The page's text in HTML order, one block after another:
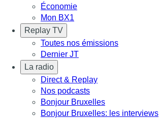
Économie
Mon BX1
Replay TV
Toutes nos émissions
Dernier JT
La radio
Direct & Replay
Nos podcasts
Bonjour Bruxelles
Bonjour Bruxelles: les interviews